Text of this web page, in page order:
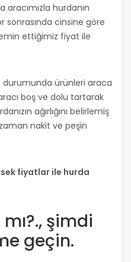
hurdanın
sonrasında cinsine göre
ettiğimiz fiyat ile
durumunda ürünleri araca
boş ve dolu tartarak
ağırlığını belirlemiş
nakit ve peşin
fiyatlar ile hurda
mı?., şimdi
geçin.